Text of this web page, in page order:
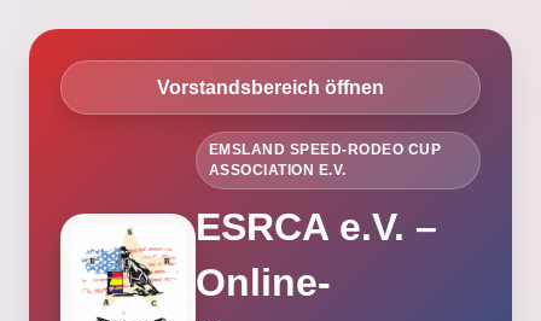
Vorstandsbereich öffnen
EMSLAND SPEED-RODEO CUP
ASSOCIATION E.V.
ESRCA e.V. –
Online-